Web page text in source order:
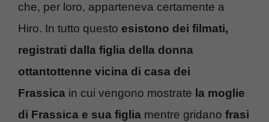
che, per loro, apparteneva certamente a
Hiro. In tutto questo esistono dei filmati,
registrati dalla figlia della donna
ottantottenne vicina di casa dei
Frassica in cui vengono mostrate la moglie
di Frassica e sua figlia mentre gridano frasi